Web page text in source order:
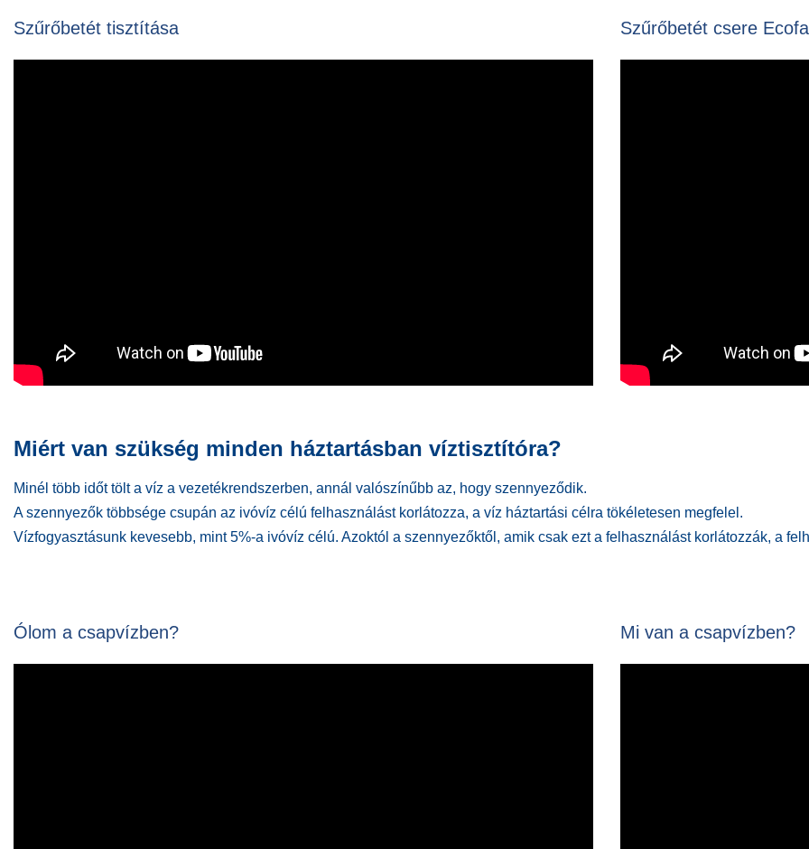
Szűrőbetét tisztítása Szűrőbetét csere
Miért van szükség minden háztartásban víztisztítóra?
Minél több időt tölt a víz a vezetékrendszerben, annál valószínűbb az, hogy szennyeződik.
A szennyezők többsége csupán az ivóvíz célú felhasználást korlátozza, a víz háztartási célra tökéletesen megfelel.
Vízfogyasztásunk kevesebb, mint 5%-a ivóvíz célú. Azoktól a szennyezőktől, amik csak ezt a felhasználást korlátozzák, a
Ólom a csapvízben? Mi van a csapvízben?